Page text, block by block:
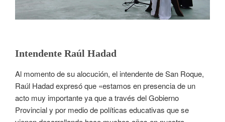
Intendente Raúl Hadad
Al momento de su alocución, el intendente de San Roque,
Raúl Hadad expresó que «estamos en presencia de un
acto muy importante ya que a través del Gobierno
Provincial y por medio de políticas educativas que se